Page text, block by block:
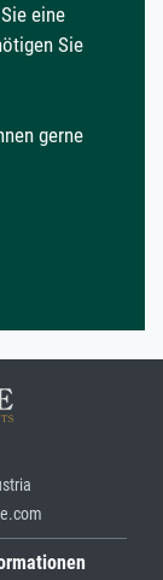
eine
Sie
gerne